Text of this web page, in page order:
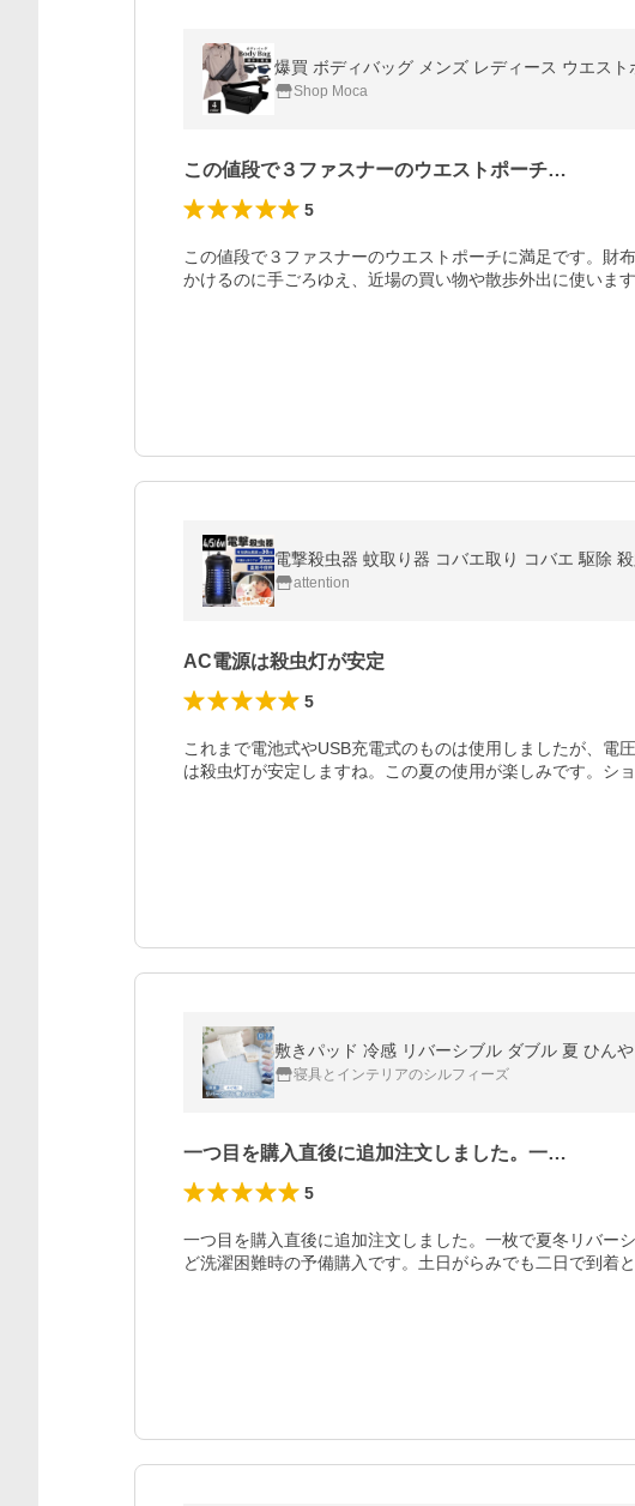
Shop Moca
この値段で３ファスナーのウエストポーチ…
5
この値段で３ファスナーのウエストポーチに満足です。財
かけるのに手ごろゆえ、近場の買い物や散歩外出に使いま
電撃殺虫器 蚊取り器 コバエ取り コバエ 駆除
attention
AC電源は殺虫灯が安定
5
これまで電池式やUSB充電式のものは使用しましたが、電
は殺虫灯が安定しますね。この夏の使用が楽しみです。シ
敷きパッド 冷感 リバーシブル ダブル 夏 ひん
寝具とインテリアのシルフィーズ
一つ目を購入直後に追加注文しました。一…
5
一つ目を購入直後に追加注文しました。一枚で夏冬リバー
ど洗濯困難時の予備購入です。土日がらみでも二日で到着